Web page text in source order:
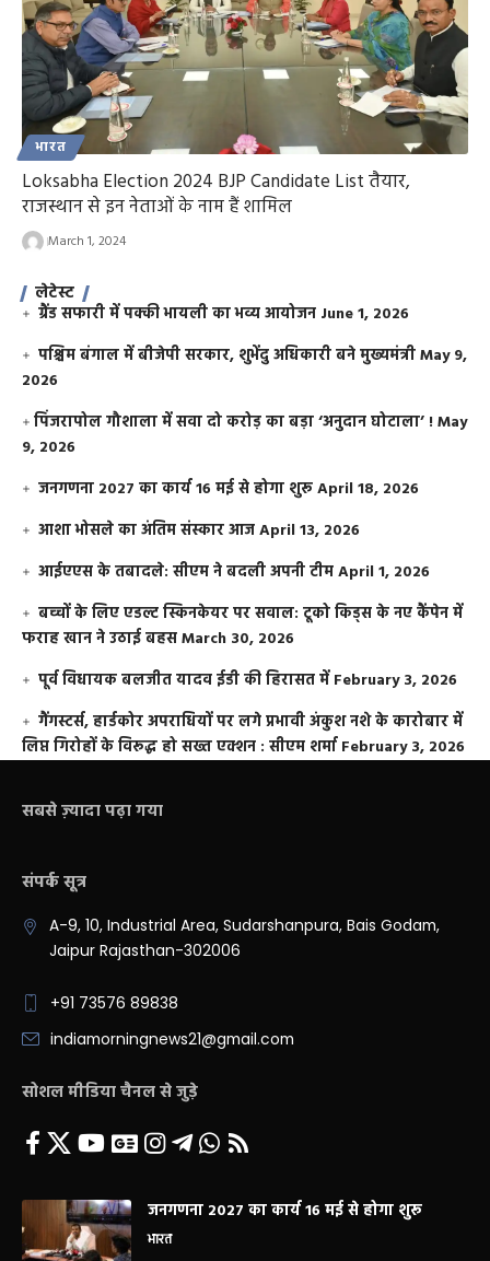
भारत
Loksabha Election 2024 BJP Candidate List तैयार,
राजस्थान से इन नेताओं के नाम हैं शामिल
March 1, 2024
लेटेस्ट
ग्रैंड सफारी में पक्की भायली का भव्य आयोजन June 1, 2026
पश्चिम बंगाल में बीजेपी सरकार, शुभेंदु अधिकारी बने मुख्यमंत्रीMay 9,
2026
​पिंजरापोल गौशाला में सवा दो करोड़ का बड़ा ‘अनुदान घोटाला’ !May
9, 2026
जनगणना 2027 का कार्य 16 मई से होगा शुरूApril 18, 2026
आशा भोसले का अंतिम संस्कार आजApril 13, 2026
आईएएस के तबादले: सीएम ने बदली अपनी टीमApril 1, 2026
बच्चों के लिए एडल्ट स्किनकेयर पर सवाल: टूको किड्स के नए कैंपेन में
फराह खान ने उठाई बहसMarch 30, 2026
पूर्व विधायक बलजीत यादव ईडी की हिरासत में February 3, 2026
गैंगस्टर्स, हार्डकोर अपराधियों पर लगे प्रभावी अंकुश नशे के कारोबार में
लिप्त गिरोहों के विरूद्ध हो सख्त एक्शन : सीएम शर्मा February 3, 2026
सबसे ज़्यादा पढ़ा गया
संपर्क सूत्र
A-9, 10, Industrial Area, Sudarshanpura, Bais Godam,
Jaipur Rajasthan-302006
+91 73576 89838
indiamorningnews21@gmail.com
सोशल मीडिया चैनल से जुड़े
जनगणना 2027 का कार्य 16 मई से होगा शुरू
भारत